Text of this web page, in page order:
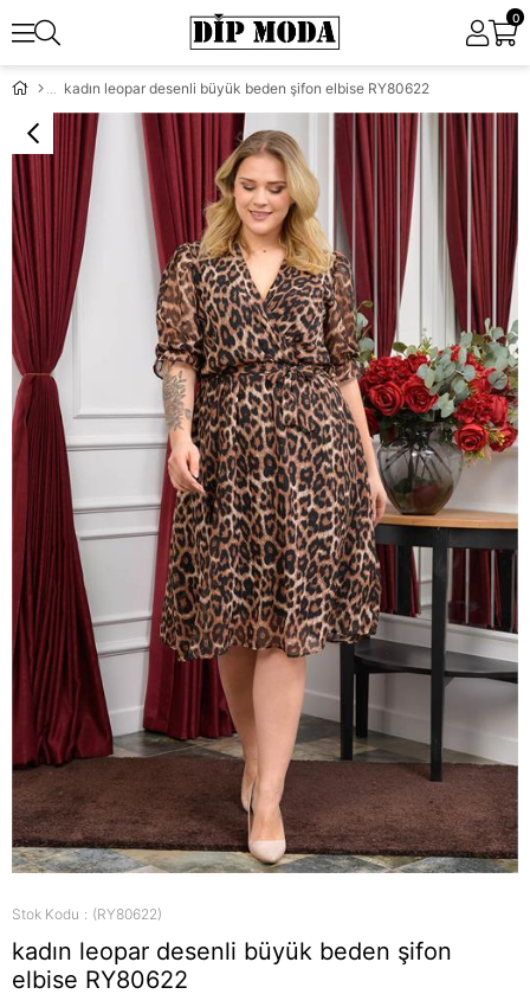
0
kadın leopar desenli büyük beden şifon elbise RY80622
Stok Kodu (RY80622)
kadın leopar desenli büyük beden şifon
elbise RY80622